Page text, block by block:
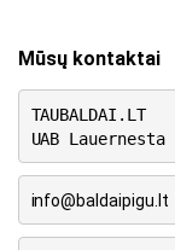
Mūsų kontaktai
TAUBALDAI.LT
UAB Lauernesta
info@baldaipigu.lt